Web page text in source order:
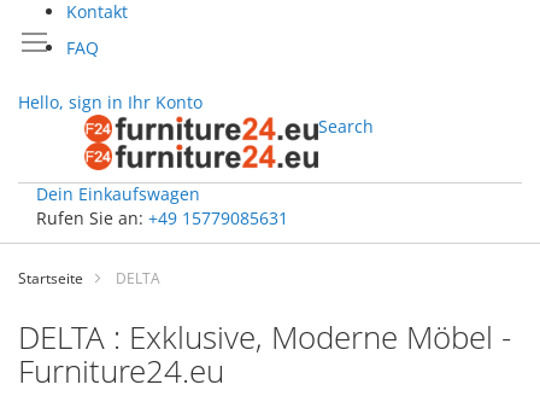
Kontakt
FAQ
Hello, sign in Ihr Konto
Search
Dein Einkaufswagen
Rufen Sie an: +49 15779085631
Zum
springen
Startseite DELTA
DELTA : Exklusive, Moderne Möbel -
Furniture24.eu